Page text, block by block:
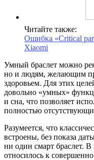
Читайте также:
Ошибка «Сritical
Xiaomi
Умный браслет можно
но и людям, желающим
здоровьем. Для этих
довольно «умных»
и сна, что позволяет
полностью
Разумеется, что
встроены, без показа
ни один смарт браслет.
относилось к